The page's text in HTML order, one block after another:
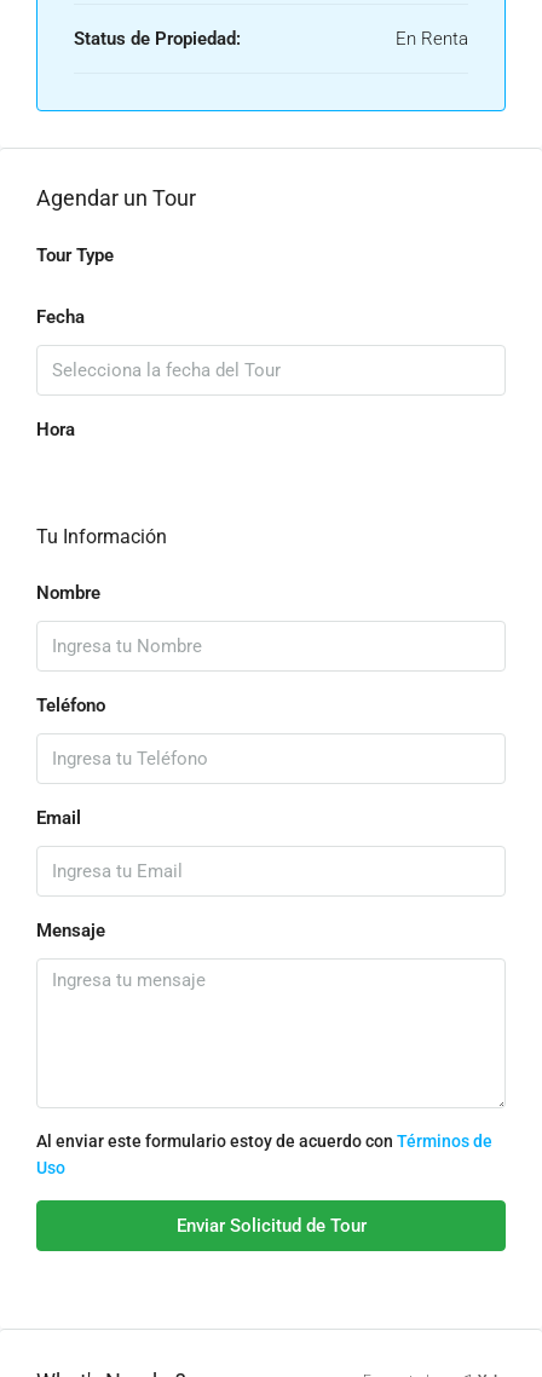
Status de Propiedad: En Renta
Agendar un Tour
Tour Type
Fecha
Hora
Tu Información
Nombre
Teléfono
Email
Mensaje
Al enviar este formulario estoy de acuerdo con Términos de
Uso
Enviar Solicitud de Tour